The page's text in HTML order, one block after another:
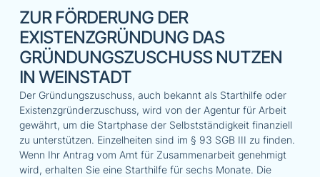
ZUR FÖRDERUNG DER
EXISTENZGRÜNDUNG DAS
GRÜNDUNGSZUSCHUSS NUTZEN
IN WEINSTADT
Der Gründungszuschuss, auch bekannt als Starthilfe oder
Existenzgründerzuschuss, wird von der Agentur für Arbeit
gewährt, um die Startphase der Selbstständigkeit finanziell
zu unterstützen. Einzelheiten sind im § 93 SGB III zu finden.
Wenn Ihr Antrag vom Amt für Zusammenarbeit genehmigt
wird, erhalten Sie eine Starthilfe für sechs Monate. Die